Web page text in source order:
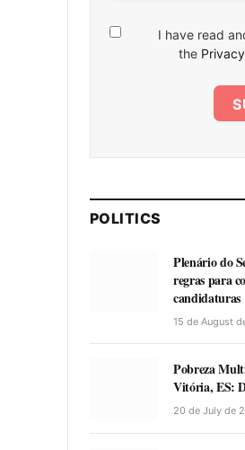
I have read
the
POLITICS
Plenário do
regras para
candidaturas
15 de August
Pobreza
Vitória, ES:
20 de July de